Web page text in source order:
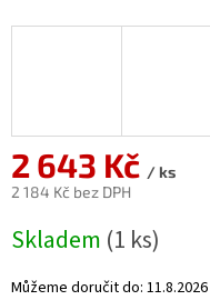
2 643 Kč / ks
2 184 Kč bez DPH
cena:
Skladem (1 ks)
Můžeme doručit do: 11.8.2026